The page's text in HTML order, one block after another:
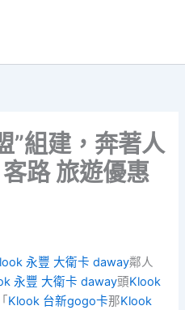
”組建，奔著人
路 旅遊優惠
永豐 大衛卡 daway鄰人
永豐 大衛卡 daway頭Klook
「 Klook 台新gogo卡那Klook